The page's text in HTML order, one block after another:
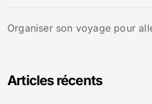
Organiser son voyage pour
Articles récents